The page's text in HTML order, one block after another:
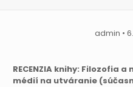
admin •
RECENZIA knihy: Filozofia
médií na utváranie